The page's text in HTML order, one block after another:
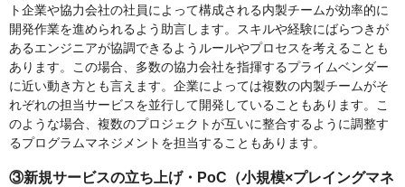
ト企業や協力会社の社員によって構成される内製チームが効率的に
開発作業を進められるよう助言します。スキルや経験にばらつきが
あるエンジニアが協調できるようルールやプロセスを考えることも
あります。この場合、多数の協力会社を指揮するプライムベンダー
に近い動き方とも言えます。企業によっては複数の内製チームがそ
れぞれの担当サービスを並行して開発していることもあります。こ
のような場合、複数のプロジェクトが互いに整合するように調整す
るプログラムマネジメントを担当することもあります。
③新規サービスの立ち上げ・PoC（小規模×プレイングマネ